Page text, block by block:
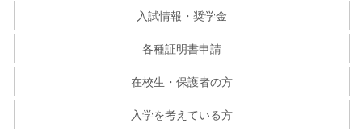
入試情報・奨学金
各種証明書申請
在校生・保護者の方
入学を考えている方